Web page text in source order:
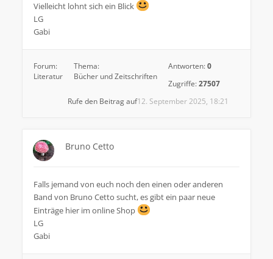
Vielleicht lohnt sich ein Blick
LG
Gabi
Forum:
Literatur
Thema:
Bücher und Zeitschriften
Antworten:0
Zugriffe:27507
12. September 2025, 18:21
Rufe den Beitrag auf
Bruno Cetto
Falls jemand von euch noch den einen oder anderen
Band von Bruno Cetto sucht, es gibt ein paar neue
Einträge hier im online Shop
LG
Gabi